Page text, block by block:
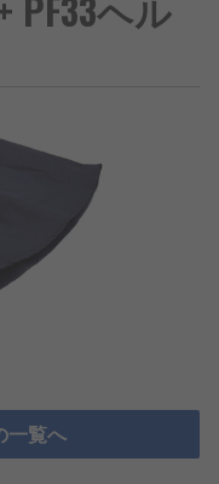
一覧へ